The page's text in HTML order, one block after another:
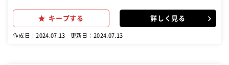
は盛り付け、一品料理の調理から始まり、 徐々に握りの経験を積んで
下さい。 丁寧に教えますので、本格江戸前寿司を イチから学びたい
キープする 詳しく見る
作成日：2024.07.13 更新日：2024.07.13